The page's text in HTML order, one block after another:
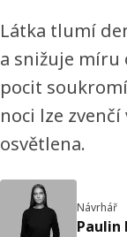
Látka tlumí
a snižuje míru
pocit
noci lze
osvětlena.
Návrhář
Paulin